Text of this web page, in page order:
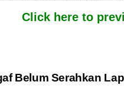
Click here to
Belum Serahkan